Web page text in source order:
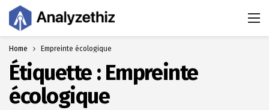
Home Empreinte écologique
Étiquette : Empreinte
écologique